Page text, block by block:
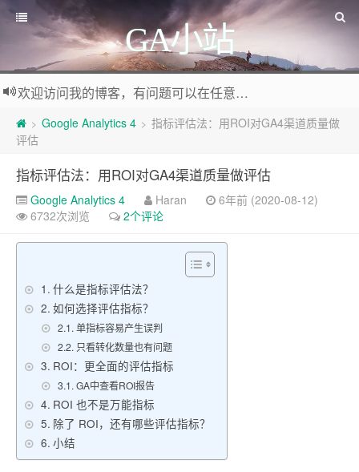
GA小站
欢迎访问我的博客，有问题可以在任意文章底部留言评论
> Google Analytics 4 > 指标评估法：用ROI对GA4渠道质量做
评估
指标评估法：用ROI对GA4渠道质量做评估
Google Analytics 4 Haran
6年前 (2020-08-12)
6732次浏览
2个评论
什么是指标评估法？
如何选择评估指标？
单指标容易产生误判
只看转化数量也有问题
ROI：更全面的评估指标
GA中查看ROI报告
ROI 也不是万能指标
除了 ROI，还有哪些评估指标？
小结